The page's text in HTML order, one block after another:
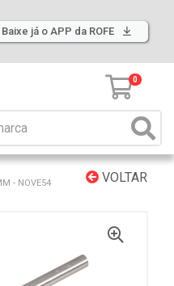
Baixe já o APP da ROFE
0
VOLTAR
- NOVE54